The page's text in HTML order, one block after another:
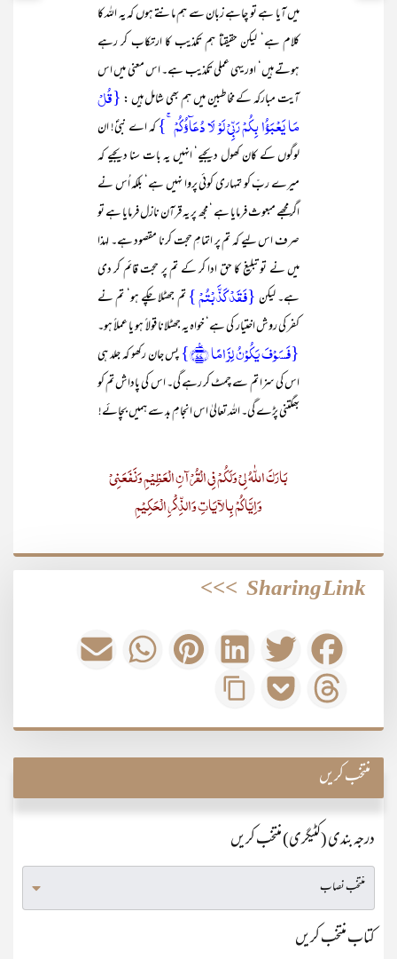
میں آیا ہے تو چاہے زبان سے ہم مانتے ہوں کہ یہ اللہ کا
کلام ہے‘ لیکن حقیقتاً ہم تکذیب کا ارتکاب کر رہے
ہوتے ہیں‘ اور یہی عملی تکذیب ہے۔ اس معنی میں اس
آیت مبارکہ کے مخاطبین میں ہم بھی شامل ہیں :{قُلۡ
مَا یَعۡبَؤُا بِکُمۡ رَبِّیۡ لَوۡ لَا دُعَآؤُکُمۡ ۚ}کہ اے نبیؐ! ان
لوگوں کے کان کھول دیجیے‘ انہیں یہ بات سنا دیجیے کہ
میرے ربّ کو تمہاری کوئی پروا نہیں ہے‘ بلکہ اُس نے
اگر مجھے مبعوث فرمایا ہے ‘ مجھ پر یہ قرآن نازل فرمایا ہے تو
صرف اس لیے کہ تم پر اتمامِ حجت کرنا مقصود ہے۔ لہذا
میں نے تو تبلیغ کا حق ادا کر کے تم پر حجت قائم کر دی
ہے۔ لیکن{فَقَدۡ کَذَّبۡتُمۡ }تم جھٹلا چکے ہو‘ تم نے
کفر کی روش اختیار کی ہے‘ خواہ یہ جھٹلانا قولاً ہو یا عملاً ہو۔
{فَسَوۡفَ یَکُوۡنُ لِزَامًا ﴿٪۷۷﴾}
پس جان رکھو کہ جلد ہی
اس کی سزا تم سے چمٹ کر رہے گی۔ اس کی پاداش تم کو
بھگتنی پڑے گی۔ اللہ تعالیٰ اس انجامِ بد سے ہمیں بچائے!
بَارَکَ اللّٰہُ لِیْ وَلَکُمْ فِی الْقُرْآنِ الْعَظِیْمِ وَنَفَعَنِیْ
وَاِیَّاکُمْ بِالآیَاتِ وَالذِّکْرِ الْحَکِیْمِ
Sharing Link
>>>
منتخب کریں
درجہ بندی (کٹیگری) منتخب کریں
کتاب منتخب کریں